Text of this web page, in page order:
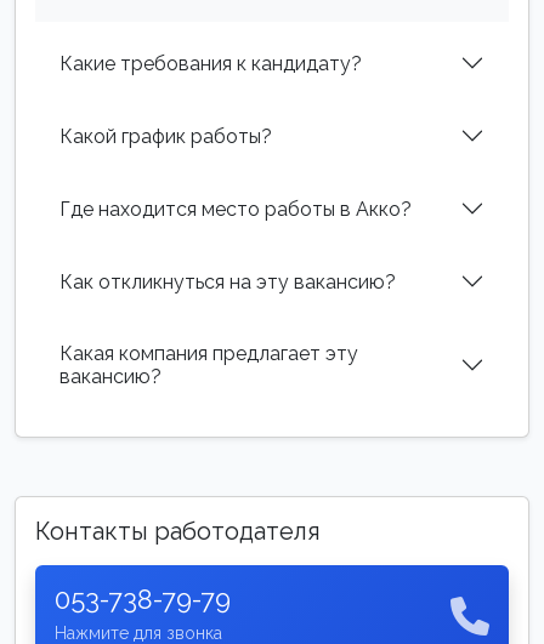
Какие требования к кандидату?
Какой график работы?
Где находится место работы в Акко?
Как откликнуться на эту вакансию?
Какая компания предлагает эту
вакансию?
Контакты работодателя
053-738-79-79
Нажмите для звонка